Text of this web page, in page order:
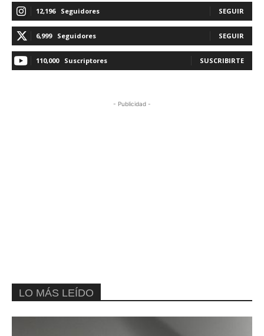
12,196 Seguidores SEGUIR
6,999 Seguidores SEGUIR
110,000 Suscriptores SUSCRIBIRTE
- Publicidad -
LO MÁS LEÍDO